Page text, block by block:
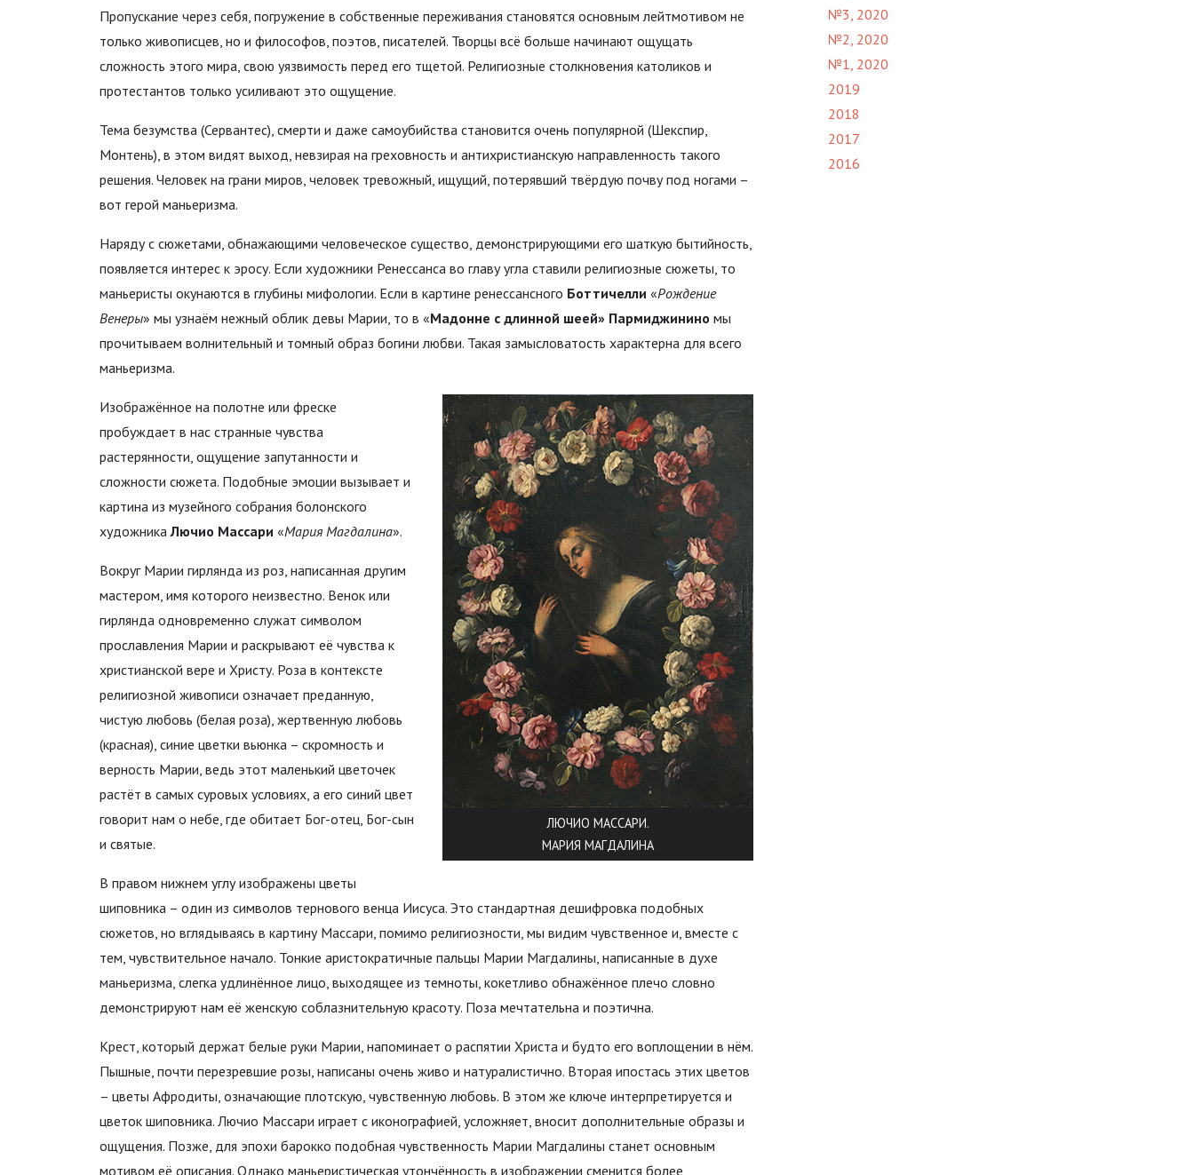
Пропускание через себя, погружение в собственные переживания становятся основным лейтмотивом не
только живописцев, но и философов, поэтов, писателей. Творцы всё больше начинают ощущать
сложность этого мира, свою уязвимость перед его тщетой. Религиозные столкновения католиков и
протестантов только усиливают это ощущение.
Тема безумства (Сервантес), смерти и даже самоубийства становится очень популярной (Шекспир,
Монтень), в этом видят выход, невзирая на греховность и антихристианскую направленность такого
решения. Человек на грани миров, человек тревожный, ищущий, потерявший твёрдую почву под ногами –
вот герой маньеризма.
Наряду с сюжетами, обнажающими человеческое существо, демонстрирующими его шаткую бытийность,
появляется интерес к эросу. Если художники Ренессанса во главу угла ставили религиозные сюжеты, то
маньеристы окунаются в глубины мифологии. Если в картине ренессансного Боттичелли «Рождение
Венеры» мы узнаём нежный облик девы Марии, то в «Мадонне с длинной шеей» Пармиджинино мы
прочитываем волнительный и томный образ богини любви. Такая замысловатость характерна для всего
маньеризма.
ЛЮЧИО МАССАРИ.
МАРИЯ МАГДАЛИНА
Изображённое на полотне или фреске
пробуждает в нас странные чувства
растерянности, ощущение запутанности и
сложности сюжета. Подобные эмоции вызывает и
картина из музейного собрания болонского
художникаЛючио Массари «Мария Магдалина».
Вокруг Марии гирлянда из роз, написанная другим
мастером, имя которого неизвестно. Венок или
гирлянда одновременно служат символом
прославления Марии и раскрывают её чувства к
христианской вере и Христу. Роза в контексте
религиозной живописи означает преданную,
чистую любовь (белая роза), жертвенную любовь
(красная), синие цветки вьюнка – скромность и
верность Марии, ведь этот маленький цветочек
растёт в самых суровых условиях, а его синий цвет
говорит нам о небе, где обитает Бог-отец, Бог-сын
и святые.
В правом нижнем углу изображены цветы
шиповника – один из символов тернового венца Иисуса. Это стандартная дешифровка подобных
сюжетов, но вглядываясь в картину Массари, помимо религиозности, мы видим чувственное и, вместе с
тем, чувствительное начало. Тонкие аристократичные пальцы Марии Магдалины, написанные в духе
маньеризма, слегка удлинённое лицо, выходящее из темноты, кокетливо обнажённое плечо словно
демонстрируют нам её женскую соблазнительную красоту. Поза мечтательна и поэтична.
Крест, который держат белые руки Марии, напоминает о распятии Христа и будто его воплощении в нём.
Пышные, почти перезревшие розы, написаны очень живо и натуралистично. Вторая ипостась этих цветов
– цветы Афродиты, означающие плотскую, чувственную любовь. В этом же ключе интерпретируется и
цветок шиповника. Лючио Массари играет с иконографией, усложняет, вносит дополнительные образы и
ощущения. Позже, для эпохи барокко подобная чувственность Марии Магдалины станет основным
мотивом её описания. Однако маньеристическая утончённость в изображении сменится более
№3, 2020
№2, 2020
№1, 2020
2019
2018
2017
2016